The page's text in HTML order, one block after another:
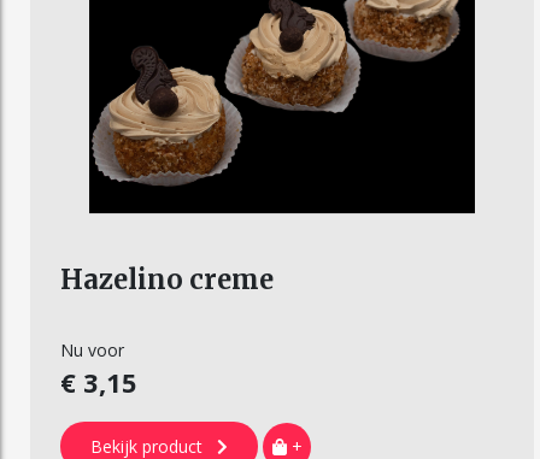
Hazelino creme
Nu voor
€ 3,15
Bekijk product +